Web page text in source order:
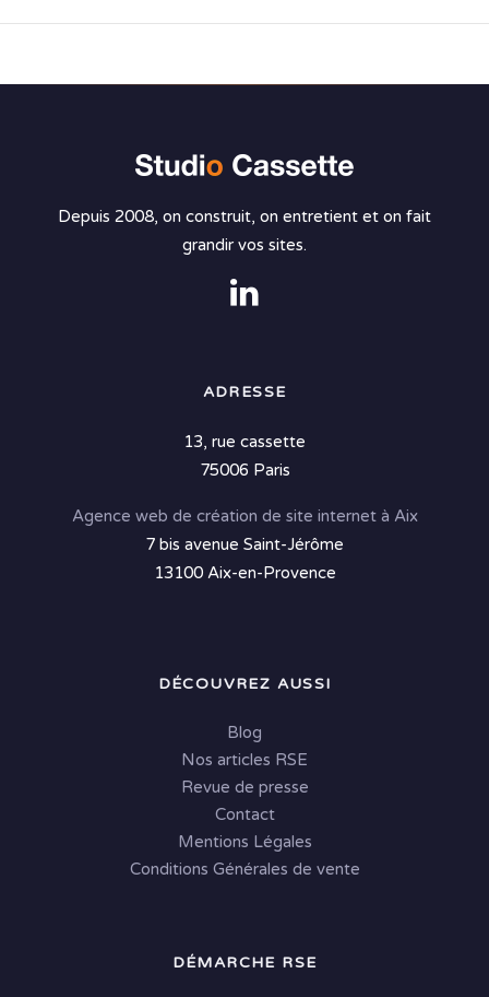
Depuis 2008, on construit, on entretient et on fait
grandir vos sites.
ADRESSE
13, rue cassette
75006 Paris
Agence web de création de site internet à Aix
7 bis avenue Saint-Jérôme
13100 Aix-en-Provence
DÉCOUVREZ AUSSI
Blog
Nos articles RSE
Revue de presse
Contact
Mentions Légales
Conditions Générales de vente
DÉMARCHE RSE